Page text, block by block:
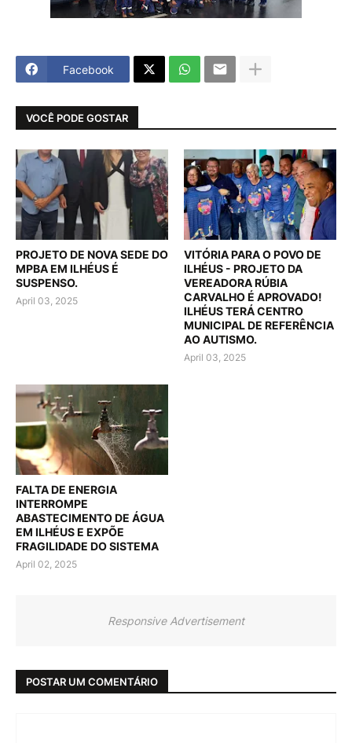
Facebook
VOCÊ PODE GOSTAR
PROJETO DE NOVA SEDE DO
MPBA EM ILHÉUS É
SUSPENSO.
April 03, 2025
VITÓRIA PARA O POVO DE
ILHÉUS - PROJETO DA
VEREADORA RÚBIA
CARVALHO É APROVADO!
ILHÉUS TERÁ CENTRO
MUNICIPAL DE REFERÊNCIA
AO AUTISMO.
April 03, 2025
FALTA DE ENERGIA
INTERROMPE
ABASTECIMENTO DE ÁGUA
EM ILHÉUS E EXPÕE
FRAGILIDADE DO SISTEMA
April 02, 2025
Responsive Advertisement
POSTAR UM COMENTÁRIO